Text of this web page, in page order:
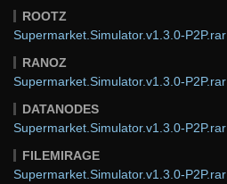
ROOTZ
Supermarket.Simulator.v1.3.0-P2P.rar
RANOZ
Supermarket.Simulator.v1.3.0-P2P.rar
DATANODES
Supermarket.Simulator.v1.3.0-P2P.rar
FILEMIRAGE
Supermarket.Simulator.v1.3.0-P2P.rar